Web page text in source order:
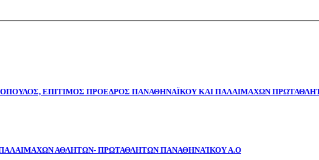
ΕΠΙΤΙΜΟΣ ΠΡΟΕΔΡΟΣ ΠΑΝΑΘΗΝΑΪΚΟΥ ΚΑΙ ΠΑΛΑΙΜΑΧΩΝ
ΑΘΛΗΤΩΝ- ΠΡΩΤΑΘΛΗΤΩΝ ΠΑΝΑΘΗΝΑΊΚΟΥ Α.Ο